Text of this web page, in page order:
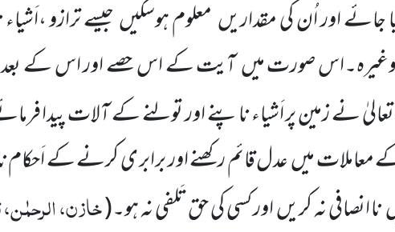
جائے اور اُن کی مقداریںمعلوم ہوسکیںجیسے ترازو
صورت میںآیت کے اس حصے اور اس کے
تعالیٰ نے زمین پر اَشیاء ناپنے اور تولنے کے آلات پیدا
معاملات میںعدل قائم رکھنے اور برابر ی کرنے کے اَحکام
نا انصافی نہ کریںاور کسی کی حق تَلفی نہ ہو۔(خازن،